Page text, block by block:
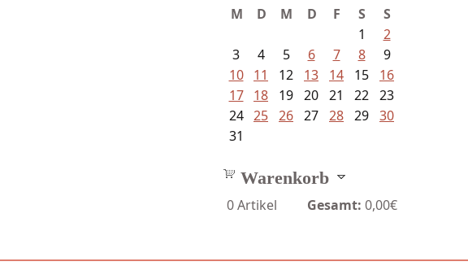
schöne...
M D M D F S
S
1
2
3
4 5 6 7 8
9
10
11 12 13 14 15
16
17
18 19 20 21 22 23
24 25 26 27 28 29 30
31
Warenkorb
0Artikel Gesamt: 0,00€